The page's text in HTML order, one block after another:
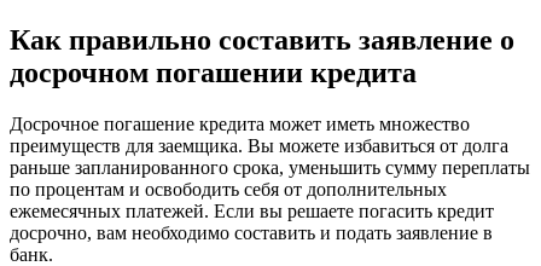
Как правильно составить заявление о
досрочном погашении кредита
Досрочное погашение кредита может иметь множество
преимуществ для заемщика. Вы можете избавиться от долга
раньше запланированного срока, уменьшить сумму переплаты
по процентам и освободить себя от дополнительных
ежемесячных платежей. Если вы решаете погасить кредит
досрочно, вам необходимо составить и подать заявление в
банк.